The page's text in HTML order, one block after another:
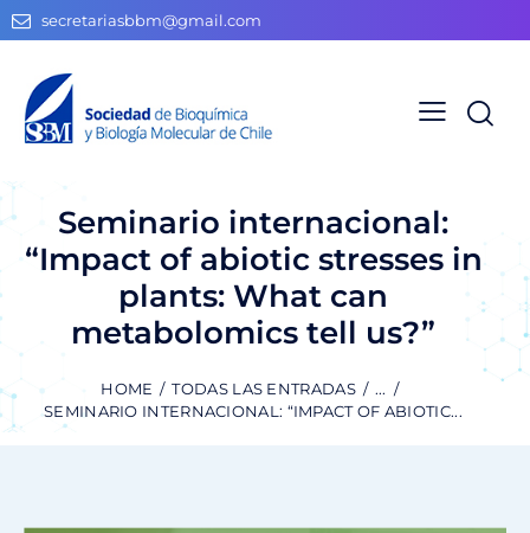
secretariasbbm@gmail.com
Seminario internacional:
“Impact of abiotic stresses in
plants: What can
metabolomics tell us?”
HOME TODAS LAS ENTRADAS
...
SEMINARIO INTERNACIONAL: “IMPACT OF ABIOTIC...